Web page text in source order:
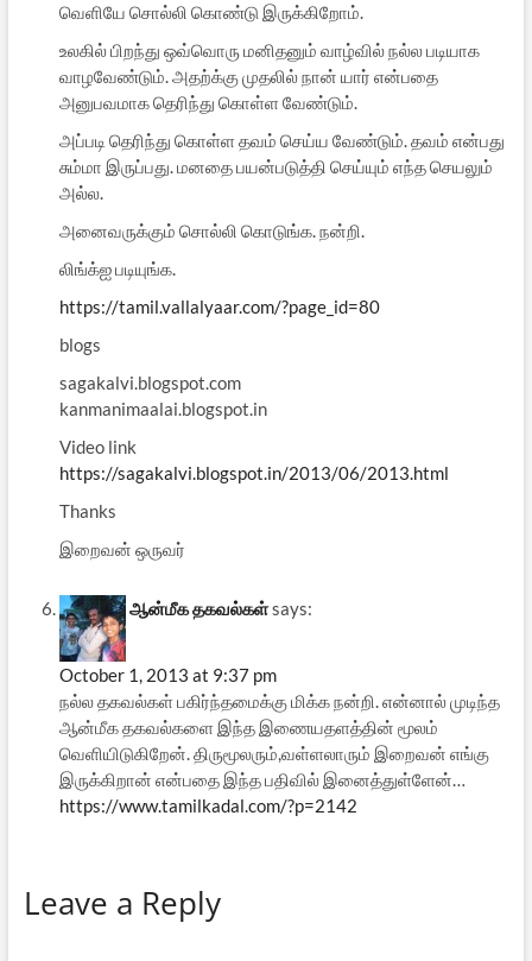
வெளியே சொல்லி கொண்டு இருக்கிறோம்.
உலகில் பிறந்து ஒவ்வொரு மனிதனும் வாழ்வில் நல்ல படியாக
வாழவேண்டும். அதற்க்கு முதலில் நான் யார் என்பதை
அனுபவமாக தெரிந்து கொள்ள வேண்டும்.
அப்படி தெரிந்து கொள்ள தவம் செய்ய வேண்டும். தவம் என்பது
சும்மா இருப்பது. மனதை பயன்படுத்தி செய்யும் எந்த செயலும்
அல்ல.
அனைவருக்கும் சொல்லி கொடுங்க. நன்றி.
லிங்க்ஐ படியுங்க.
https://tamil.vallalyaar.com/?page_id=80
blogs
sagakalvi.blogspot.com
kanmanimaalai.blogspot.in
Video link
https://sagakalvi.blogspot.in/2013/06/2013.html
Thanks
இறைவன் ஒருவர்
ஆன்மீக தகவல்கள்says:
October 1, 2013 at 9:37 pm
நல்ல தகவல்கள் பகிர்ந்தமைக்கு மிக்க நன்றி. என்னால் முடிந்த
ஆன்மீக தகவல்களை இந்த இணையதளத்தின் மூலம்
வெளியிடுகிறேன். திருமூலரும்,வள்ளலாரும் இறைவன் எங்கு
இருக்கிறான் என்பதை இந்த பதிவில் இனைத்துள்ளேன்…
https://www.tamilkadal.com/?p=2142
Leave a Reply